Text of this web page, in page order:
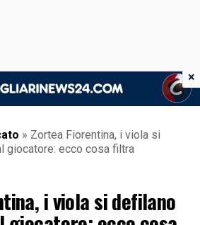
» Zortea Fiorentina, i viola si
giocatore: ecco cosa filtra
i viola si defilano
×